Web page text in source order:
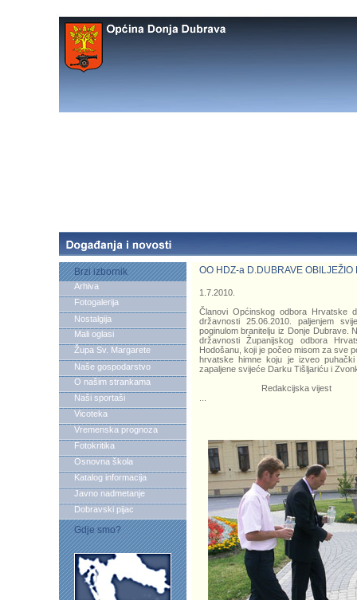
Brzi izbornik
Arhiva
Fotogalerija
Nostalgija
Mali oglasi
Župa Sv. Margarete
Naše gospodarstvo
O našim strankama
Naši sportaši
Vicoteka
Vremenska prognoza
Fotokritika
Osnovna škola
Katalog informacija
Javno nadmetanje
Dobravski pijac
Gdje smo?
OO HDZ-a D.DUBRAVE OBILJEŽIO
1.7.2010.
Članovi Općinskog odbora Hrvatske
državnosti 25.06.2010. paljenjem
poginulom branitelju iz Donje Dubrave.
državnosti Županijskog odbora
Hodošanu, koji je počeo misom za sve
hrvatske himne koju je izveo
zapaljene svijeće Darku Tišljariću i
Redakcijska vijest